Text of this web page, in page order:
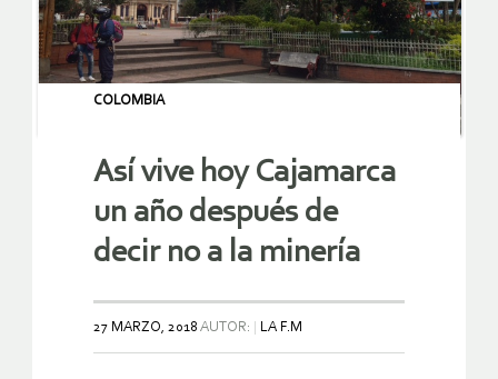
COLOMBIA
Así vive hoy Cajamarca
un año después de
decir no a la minería
27 MARZO, 2018 AUTOR: LA F.M